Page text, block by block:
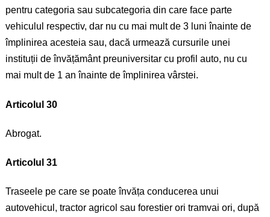
pentru categoria sau subcategoria din care face parte
vehiculul respectiv, dar nu cu mai mult de 3 luni înainte de
împlinirea acesteia sau, dacă urmează cursurile unei
instituții de învățământ preuniversitar cu profil auto, nu cu
mai mult de 1 an înainte de împlinirea vârstei.
Articolul 30
Abrogat.
Articolul 31
Traseele pe care se poate învăța conducerea unui
autovehicul, tractor agricol sau forestier ori tramvai ori, după